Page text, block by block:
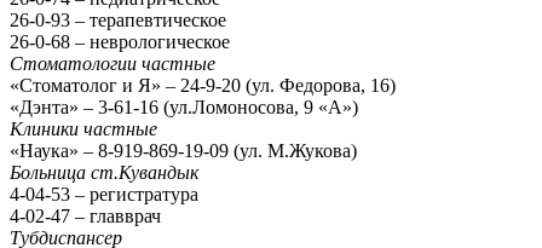
26-0-93 – терапевтическое
26-0-68 – неврологическое
Стоматологии частные
«Стоматолог и Я» – 24-9-20 (ул. Федорова, 16)
«Дэнта» – 3-61-16 (ул.Ломоносова, 9 «А»)
Клиники частные
«Наука» – 8-919-869-19-09 (ул. М.Жукова)
Больница ст.Кувандык
4-04-53 – регистратура
4-02-47 – главврач
Тубдиспансер